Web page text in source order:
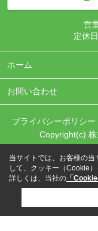
営
定休日
ホーム
お問い合わせ
プライバシーポリシー
Copyright(c)
当サイトでは、お客様の当
して、クッキー（Cookie）
詳しくは、当社の 「